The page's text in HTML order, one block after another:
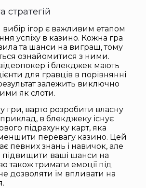
стратегій
ігор є важливим етапом
успіху в казино. Кожна гра
та шанси на виграш, тому
ознайомитися з ними.
і блекджек мають
для гравців в порівнянні
залежить виключно
як слоти.
гри, варто розробити власну
в блекджеку існує
підрахунку карт, яка
перевагу казино. Цей
певних знань і навичок, але
ваші шанси на
також тримати емоції під
дозволяти їм впливати на